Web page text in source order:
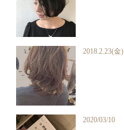
2018.2.23(金)
2020/03/10